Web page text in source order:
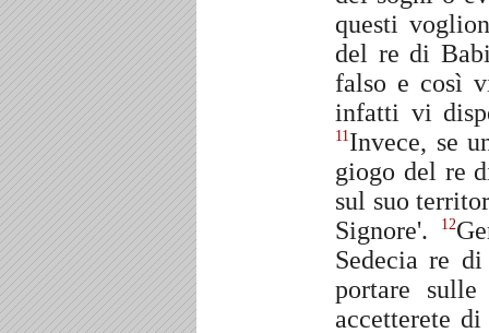
questi
del re di
falso e così
infatti vi
11Invece, se
giogo del re
sul suo
Signore'.
12
Sedecia re
portare
accetterete